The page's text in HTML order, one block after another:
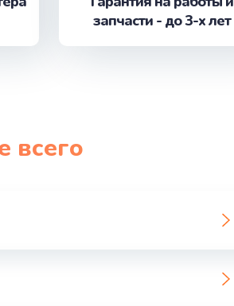
запчасти - до 3-х лет
всего